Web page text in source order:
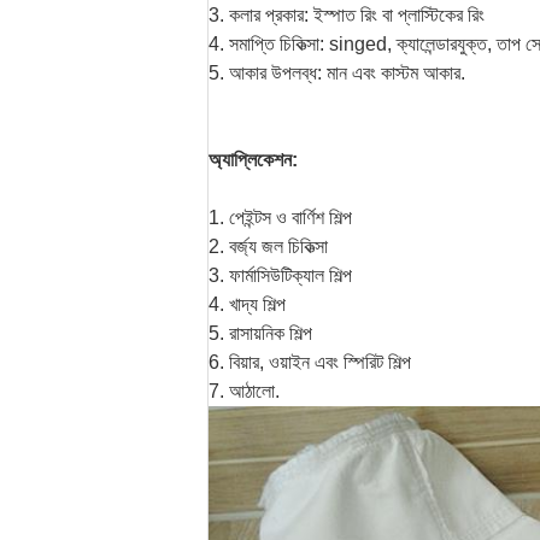
3. কলার প্রকার: ইস্পাত রিং বা প্লাস্টিকের রিং
4. সমাপ্তি চিকিত্সা: singed, ক্যালেন্ডারযুক্ত, তাপ
5. আকার উপলব্ধ: মান এবং কাস্টম আকার.
অ্যাপ্লিকেশন:
1. পেইন্টস ও বার্ণিশ শিল্প
2. বর্জ্য জল চিকিত্সা
3. ফার্মাসিউটিক্যাল শিল্প
4. খাদ্য শিল্প
5. রাসায়নিক শিল্প
6. বিয়ার, ওয়াইন এবং স্পিরিট শিল্প
7. আঠালো.